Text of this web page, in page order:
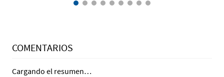
COMENTARIOS
Cargando el resumen…